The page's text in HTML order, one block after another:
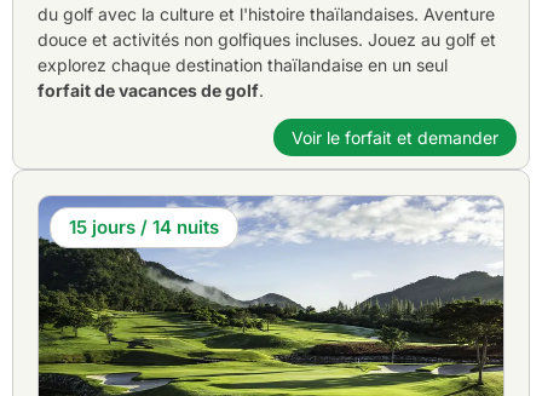
du golf avec la culture et l'histoire thaïlandaises. Aventure
douce et activités non golfiques incluses. Jouez au golf et
explorez chaque destination thaïlandaise en un seul
forfait de vacances de golf.
Voir le forfait et demander
15 jours / 14 nuits